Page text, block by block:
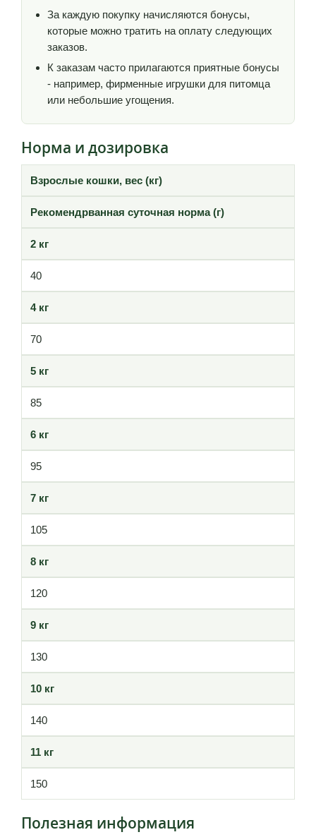
За каждую покупку начисляются бонусы,
которые можно тратить на оплату следующих
заказов.
К заказам часто прилагаются приятные бонусы
- например, фирменные игрушки для питомца
или небольшие угощения.
Норма и дозировка
Взрослые кошки, вес (кг)
Рекомендрванная суточная норма (г)
2 кг
40
4 кг
70
5 кг
85
6 кг
95
7 кг
105
8 кг
120
9 кг
130
10 кг
140
11 кг
150
Полезная информация